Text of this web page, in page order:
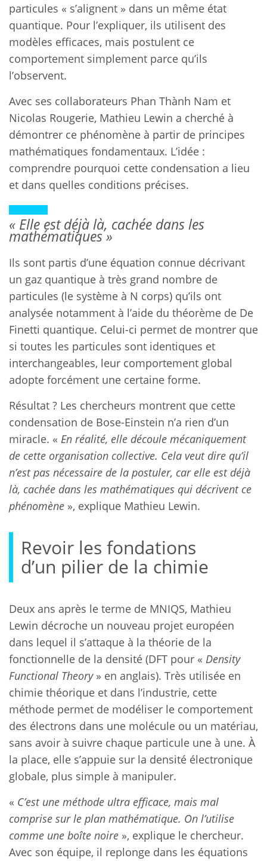
particules « s’alignent » dans un même état
quantique. Pour l’expliquer, ils utilisent des
modèles efficaces, mais postulent ce
comportement simplement parce qu’ils
l’observent.
Avec ses collaborateurs Phan Thành Nam et
Nicolas Rougerie, Mathieu Lewin a cherché à
démontrer ce phénomène à partir de principes
mathématiques fondamentaux. L’idée :
comprendre pourquoi cette condensation a lieu
et dans quelles conditions précises.
« Elle est déjà là, cachée dans les
mathématiques »
Ils sont partis d’une équation connue décrivant
un gaz quantique à très grand nombre de
particules (le système à N corps) qu’ils ont
analysée notamment à l’aide du théorème de De
Finetti quantique. Celui-ci permet de montrer que
si toutes les particules sont identiques et
interchangeables, leur comportement global
adopte forcément une certaine forme.
Résultat ? Les chercheurs montrent que cette
condensation de Bose-Einstein n’a rien d’un
miracle. « En réalité, elle découle mécaniquement
de cette organisation collective. Cela veut dire qu’il
n’est pas nécessaire de la postuler, car elle est déjà
là, cachée dans les mathématiques qui décrivent ce
phénomène », explique Mathieu Lewin.
Revoir les fondations
d’un pilier de la chimie
Deux ans après le terme de MNIQS, Mathieu
Lewin décroche un nouveau projet européen
dans lequel il s’attaque à la théorie de la
fonctionnelle de la densité (DFT pour « Density
Functional Theory» en anglais). Très utilisée en
chimie théorique et dans l’industrie, cette
méthode permet de modéliser le comportement
des électrons dans une molécule ou un matériau,
sans avoir à suivre chaque particule une à une. À
la place, elle s’appuie sur la densité électronique
globale, plus simple à manipuler.
« C’est une méthode ultra efficace, mais mal
comprise sur le plan mathématique. On l’utilise
comme une boîte noire », explique le chercheur.
Avec son équipe, il replonge dans les équations